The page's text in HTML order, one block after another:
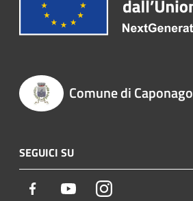
Comune di Caponago
SEGUICI SU
Facebook YoutubeInstagram